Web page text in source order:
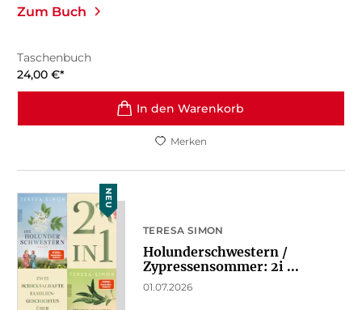
Zum Buch
Taschenbuch
24,00 €*
In den Warenkorb
Merken
NEU
TERESA SIMON
Holunderschwestern /
Zypressensommer: 2i ...
01.07.2026